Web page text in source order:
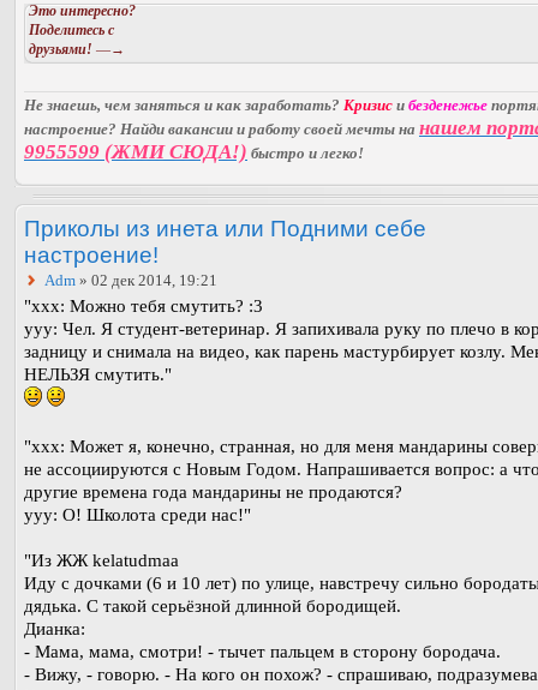
Это интересно?
Поделитесь с
друзьями! —→
Не знаешь, чем заняться и как заработать? Кризис и безденежье
настроение? Найди вакансии и работу своей мечты на нашем
9955599 (ЖМИ СЮДА!) быстро и легко!
Приколы из инета или Подними себе
настроение!
Adm » 02 дек 2014, 19:21
"xxx: Можно тебя смутить? :3
yyy: Чел. Я студент-ветеринар. Я запихивала руку по плечо в
задницу и снимала на видео, как парень мастурбирует козлу.
НЕЛЬЗЯ смутить."
"xxx: Может я, конечно, странная, но для меня мандарины
не ассоциируются с Новым Годом. Напрашивается вопрос: а
другие времена года мандарины не продаются?
yyy: О! Школота среди нас!"
"Из ЖЖ kelatudmaa
Иду с дочками (6 и 10 лет) по улице, навстречу сильно
дядька. С такой серьёзной длинной бородищей.
Дианка:
- Мама, мама, смотри! - тычет пальцем в сторону бородача.
- Вижу, - говорю. - На кого он похож? - спрашиваю,